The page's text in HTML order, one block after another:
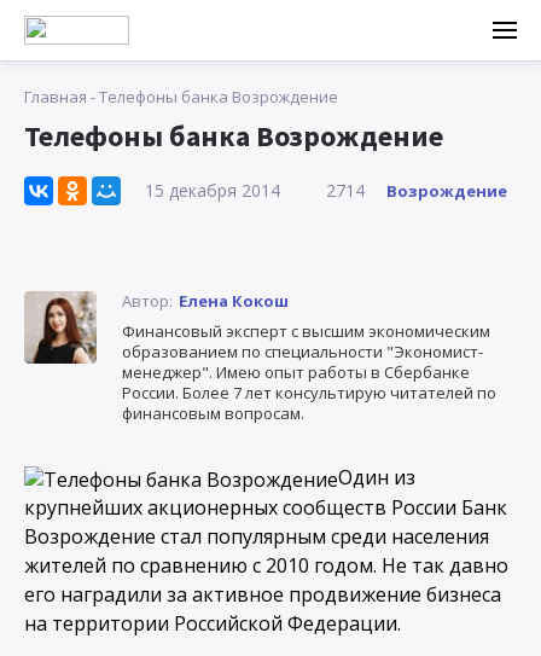
Главная -Телефоны банка Возрождение
Телефоны банка Возрождение
15 декабря 2014 2714 Возрождение
Автор: Елена Кокош
Финансовый эксперт с высшим экономическим
образованием по специальности "Экономист-
менеджер". Имею опыт работы в Сбербанке
России. Более 7 лет консультирую читателей по
финансовым вопросам.
Один из
крупнейших акционерных сообществ России Банк
Возрождение стал популярным среди населения
жителей по сравнению с 2010 годом. Не так давно
его наградили за активное продвижение бизнеса
на территории Российской Федерации.